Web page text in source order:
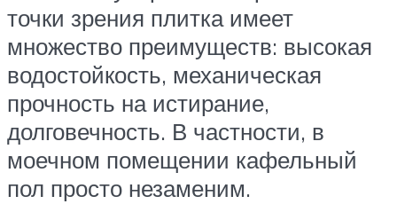
точки зрения плитка имеет
множество преимуществ: высокая
водостойкость, механическая
прочность на истирание,
долговечность. В частности, в
моечном помещении кафельный
пол просто незаменим.